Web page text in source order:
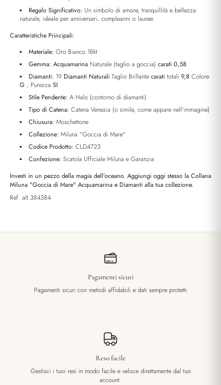
Regalo Significativo: Un simbolo di amore, tranquillità e bellezza
naturale, ideale per anniversari, compleanni o lauree.
Caratteristiche Principali:
Materiale: Oro Bianco 18kt
Gemma: Acquamarina Naturale (taglio a goccia) carati 0,58
Diamanti: 19 Diamanti Naturali Taglio Brillante carati totali 9,8 Colore
G , Purezza SI
Stile Pendente: A Halo (contorno di diamanti)
Tipo di Catena: Catena Venezia (o simile, come appare nell'immagine)
Chiusura: Moschettone
Collezione: Miluna "Goccia di Mare"
Codice Prodotto: CLD4723
Confezione: Scatola Ufficiale Miluna e Garanzia
Investi in un pezzo della magia dell'oceano. Aggiungi oggi stesso la Collana
Miluna "Goccia di Mare" Acquamarina e Diamanti alla tua collezione.
Ref. alt.384384
Pagamenti sicuri
Pagamenti sicuri con metodi affidabili e dati sempre protetti
Reso facile
Gestisci i tuoi resi in modo facile e veloce direttamente dal tuo
account.